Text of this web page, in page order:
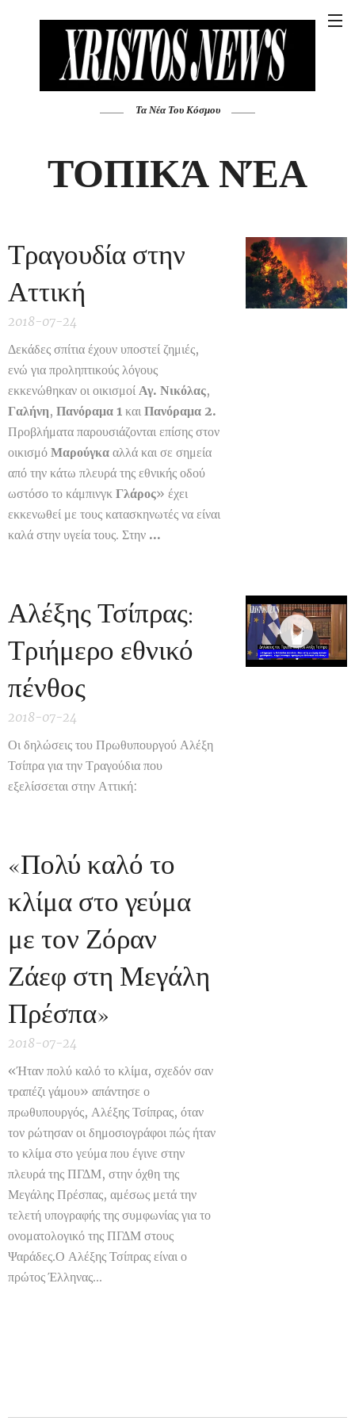
Τα Νέα Του Κόσμου
ΤΟΠΙΚΆ ΝΈΑ
Τραγουδία στην
Αττική
2018-07-24
Δεκάδες σπίτια έχουν υποστεί ζημιές,
ενώ για προληπτικούς λόγους
εκκενώθηκαν οι οικισμοί Αγ. Νικόλας,
Γαλήνη, Πανόραμα 1 και Πανόραμα 2.
Προβλήματα παρουσιάζονται επίσης στον
οικισμό Μαρούγκα αλλά και σε σημεία
από την κάτω πλευρά της εθνικής οδού
ωστόσο το κάμπινγκ Γλάρος» έχει
εκκενωθεί με τους κατασκηνωτές να είναι
καλά στην υγεία τους. Στην ...
Αλέξης Τσίπρας:
Τριήμερο εθνικό
πένθος
2018-07-24
Οι δηλώσεις του Πρωθυπουργού Αλέξη
Τσίπρα για την Τραγούδια που
εξελίσσεται στην Αττική:
«Πολύ καλό το
κλίμα στο γεύμα
με τον Ζόραν
Ζάεφ στη Μεγάλη
Πρέσπα»
2018-07-24
«Ήταν πολύ καλό το κλίμα, σχεδόν σαν
τραπέζι γάμου» απάντησε ο
πρωθυπουργός, Αλέξης Τσίπρας, όταν
τον ρώτησαν οι δημοσιογράφοι πώς ήταν
το κλίμα στο γεύμα που έγινε στην
πλευρά της ΠΓΔΜ, στην όχθη της
Μεγάλης Πρέσπας, αμέσως μετά την
τελετή υπογραφής της συμφωνίας για το
ονοματολογικό της ΠΓΔΜ στους
Ψαράδες.Ο Αλέξης Τσίπρας είναι ο
πρώτος Έλληνας...